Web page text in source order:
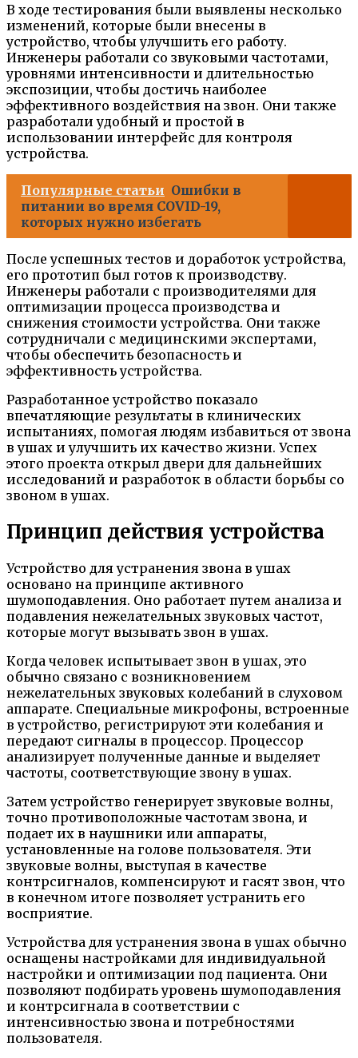
В ходе тестирования были выявлены несколько
изменений, которые были внесены в
устройство, чтобы улучшить его работу.
Инженеры работали со звуковыми частотами,
уровнями интенсивности и длительностью
экспозиции, чтобы достичь наиболее
эффективного воздействия на звон. Они также
разработали удобный и простой в
использовании интерфейс для контроля
устройства.
Популярные статьи Ошибки в
питании во время COVID-19,
которых нужно избегать
После успешных тестов и доработок устройства,
его прототип был готов к производству.
Инженеры работали с производителями для
оптимизации процесса производства и
снижения стоимости устройства. Они также
сотрудничали с медицинскими экспертами,
чтобы обеспечить безопасность и
эффективность устройства.
Разработанное устройство показало
впечатляющие результаты в клинических
испытаниях, помогая людям избавиться от звона
в ушах и улучшить их качество жизни. Успех
этого проекта открыл двери для дальнейших
исследований и разработок в области борьбы со
звоном в ушах.
Принцип действия устройства
Устройство для устранения звона в ушах
основано на принципе активного
шумоподавления. Оно работает путем анализа и
подавления нежелательных звуковых частот,
которые могут вызывать звон в ушах.
Когда человек испытывает звон в ушах, это
обычно связано с возникновением
нежелательных звуковых колебаний в слуховом
аппарате. Специальные микрофоны, встроенные
в устройство, регистрируют эти колебания и
передают сигналы в процессор. Процессор
анализирует полученные данные и выделяет
частоты, соответствующие звону в ушах.
Затем устройство генерирует звуковые волны,
точно противоположные частотам звона, и
подает их в наушники или аппараты,
установленные на голове пользователя. Эти
звуковые волны, выступая в качестве
контрсигналов, компенсируют и гасят звон, что
в конечном итоге позволяет устранить его
восприятие.
Устройства для устранения звона в ушах обычно
оснащены настройками для индивидуальной
настройки и оптимизации под пациента. Они
позволяют подбирать уровень шумоподавления
и контрсигнала в соответствии с
интенсивностью звона и потребностями
пользователя.